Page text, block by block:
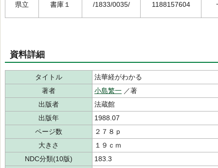
県立 書庫１ /1833/0035/ 1188157604
資料詳細
タイトル
法華経がわかる
著者
小島繁一 ／著
出版者
法蔵館
出版年
1988.07
ページ数
２７８ｐ
大きさ
１９ｃｍ
NDC分類(10版)
183.3